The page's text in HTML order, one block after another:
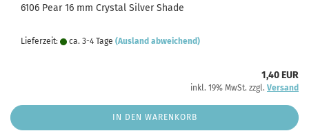
6106 Pear 16 mm Crystal Silver Shade
Lieferzeit: ca. 3-4 Tage (Ausland abweichend)
1,40 EUR
inkl. 19% MwSt. zzgl. Versand
IN DEN WARENKORB